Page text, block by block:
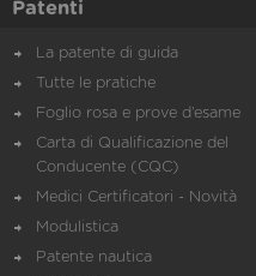
Patenti
La patente di guida
Tutte le pratiche
Foglio rosa e prove d’esame
Carta di Qualificazione del
Conducente (CQC)
Medici Certificatori - Novità
Modulistica
Patente nautica